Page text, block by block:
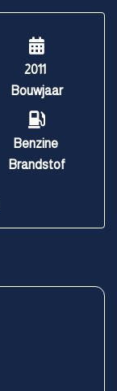
2011
Bouwjaar
Benzine
Brandstof